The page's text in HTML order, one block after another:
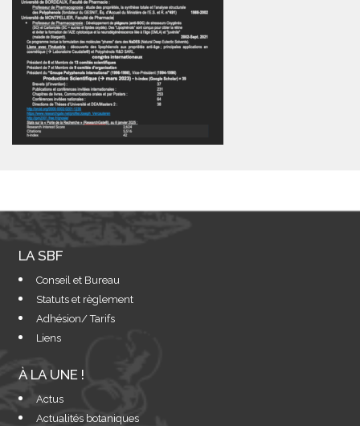
LA SBF
Conseil et Bureau
Statuts et règlement
Adhésion/ Tarifs
Liens
À LA UNE !
Actus
Actualités botaniques